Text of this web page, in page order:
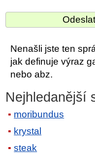
Nenašli jste ten
jak definuje výraz
nebo abz.
Nejhledanější
moribundus
krystal
steak